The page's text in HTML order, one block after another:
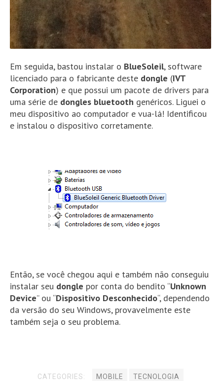
Em seguida, bastou instalar o BlueSoleil, software
licenciado para o fabricante deste dongle (IVT
Corporation) e que possui um pacote de drivers para
uma série de dongles bluetooth genéricos. Liguei o
meu dispositivo ao computador e vua-lá! Identificou
e instalou o dispositivo corretamente.
Então, se você chegou aqui e também não conseguiu
instalar seu dongle por conta do bendito “Unknown
Device” ou “Dispositivo Desconhecido“, dependendo
da versão do seu Windows, provavelmente este
também seja o seu problema.
CATEGORIES: MOBILE TECNOLOGIA